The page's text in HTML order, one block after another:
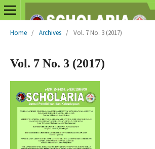
Home / Archives / Vol. 7 No. 3 (2017)
Vol. 7 No. 3 (2017)